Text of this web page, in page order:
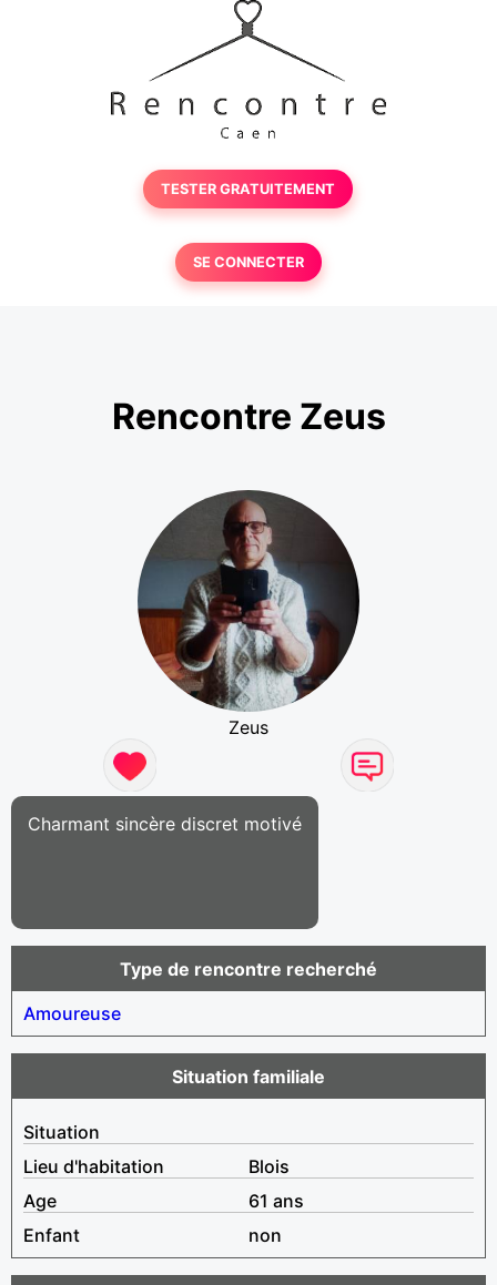
TESTER GRATUITEMENT
SE CONNECTER
Rencontre Zeus
Zeus
Charmant sincère discret motivé
Type de rencontre recherché
Amoureuse
Situation familiale
Situation
Lieu d'habitation
Blois
Age
61 ans
Enfant
non